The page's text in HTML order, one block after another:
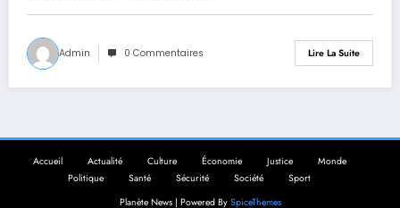
Admin 0 Commentaires Lire La Suite
Accueil Actualité Culture Économie Justice
Monde
Politique
Santé Sécurité Société
Sport
Planète News | Powered By SpiceThemes